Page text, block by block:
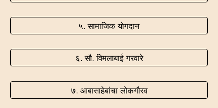
५. सामाजिक योगदान
६. सौ. विमलाबाई गरवारे
७. आबासाहेबांचा लोकगौरव